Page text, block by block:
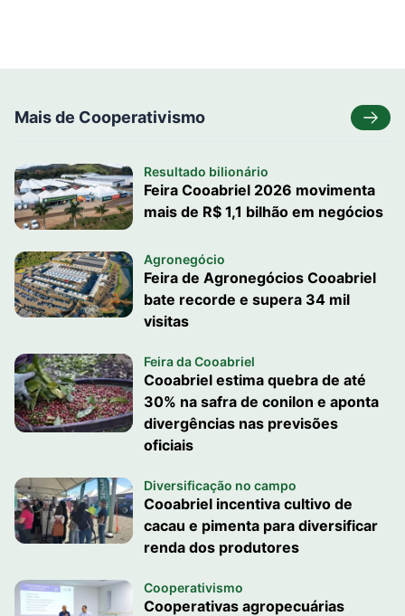
Mais de Cooperativismo
Resultado bilionário
Feira Cooabriel 2026 movimenta
mais de R$ 1,1 bilhão em negócios
Agronegócio
Feira de Agronegócios Cooabriel
bate recorde e supera 34 mil
visitas
Feira da Cooabriel
Cooabriel estima quebra de até
30% na safra de conilon e aponta
divergências nas previsões
oficiais
Diversificação no campo
Cooabriel incentiva cultivo de
cacau e pimenta para diversificar
renda dos produtores
Cooperativismo
Cooperativas agropecuárias